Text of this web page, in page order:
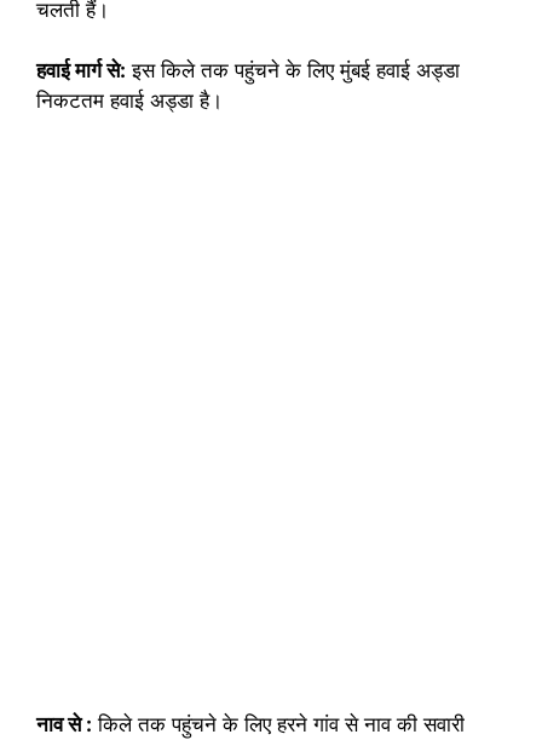
चलती हैं।
हवाई मार्ग से: इस किले तक पहुंचने के लिए मुंबई हवाई अड्डा
निकटतम हवाई अड्डा है।
नाव से : किले तक पहुंचने के लिए हरने गांव से नाव की सवारी